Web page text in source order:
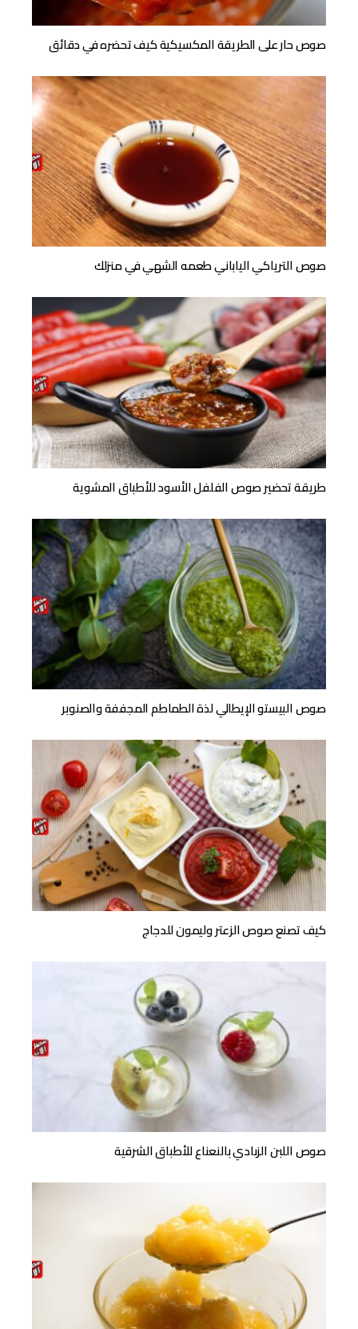
صوص حار على الطريقة المكسيكية كيف تحضره في دقائق
صوص الترياكي الياباني طعمه الشهي في منزلك
طريقة تحضير صوص الفلفل الأسود للأطباق المشوية
صوص البيستو الإيطالي لذة الطماطم المجففة والصنوبر
كيف تصنع صوص الزعتر وليمون للدجاج
صوص اللبن الزبادي بالنعناع للأطباق الشرقية